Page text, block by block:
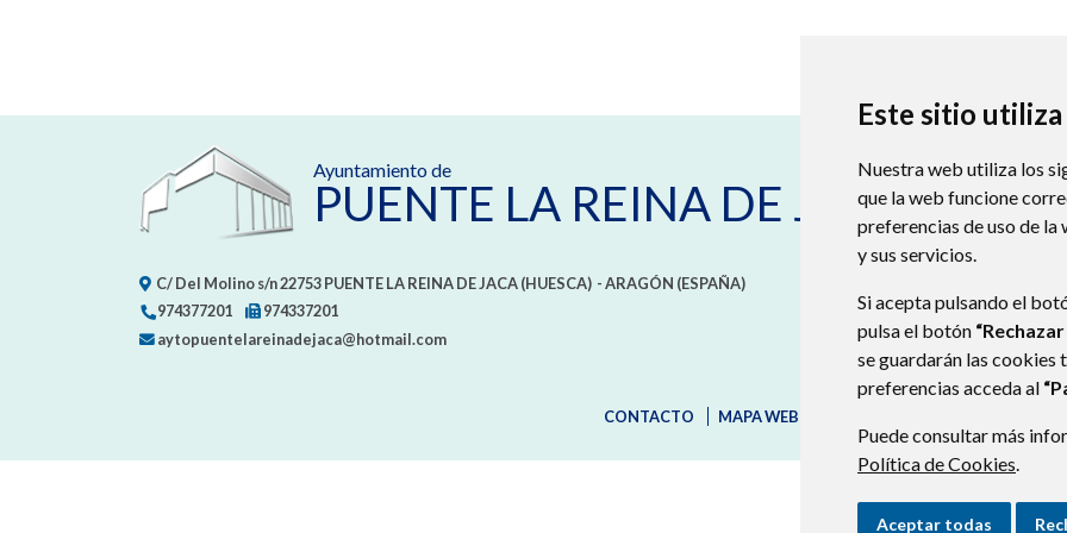
Este sitio
Nuestra web utiliza los
que la web funcione
preferencias de uso de la
y sus servicios.
Si acepta pulsando el
pulsa el botón
se guardarán las cookies
preferencias acceda al
Puede consultar más
Política de Cookies.
Aceptar todas
Ayuntamiento de
PUENTE LA REINA DE JACA
C/ Del Molino s/n22753PUENTE LA REINA DE JACA (HUESCA) - ARAGÓN (ESPAÑA)
974377201
974337201
aytopuentelareinadejaca@hotmail.com
CONTACTO MAPA WEB